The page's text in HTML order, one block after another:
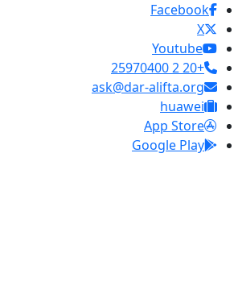
Facebook
X
Youtube
+20 2 25970400
ask@dar-alifta.org
huawei
App Store
Google Play